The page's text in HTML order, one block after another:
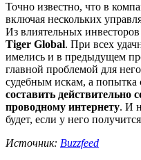
Точно известно, что в
включая нескольких
Из влиятельных
Tiger Global. При всех
имелись и в предыдущем
главной проблемой для
судебным искам, а попытка
составить действительно
проводному интернету. И
будет, если у него
Источник: Buzzfeed